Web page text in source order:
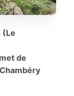
(Le
de
éry